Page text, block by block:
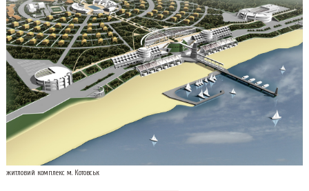
житловий комплекс м. Котовськ